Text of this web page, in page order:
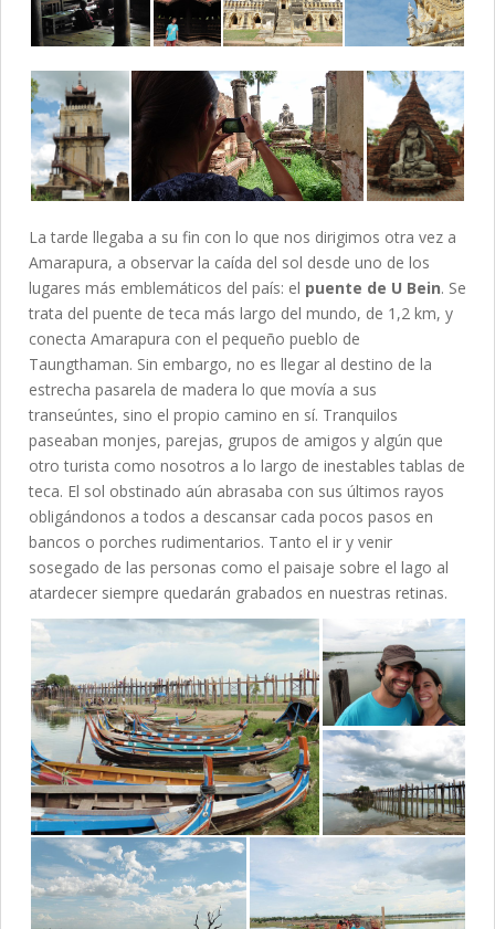
La tarde llegaba a su fin con lo que nos dirigimos otra vez a
Amarapura, a observar la caída del sol desde uno de los
lugares más emblemáticos del país: el puente de U Bein. Se
trata del puente de teca más largo del mundo, de 1,2 km, y
conecta Amarapura con el pequeño pueblo de
Taungthaman. Sin embargo, no es llegar al destino de la
estrecha pasarela de madera lo que movía a sus
transeúntes, sino el propio camino en sí. Tranquilos
paseaban monjes, parejas, grupos de amigos y algún que
otro turista como nosotros a lo largo de inestables tablas de
teca. El sol obstinado aún abrasaba con sus últimos rayos
obligándonos a todos a descansar cada pocos pasos en
bancos o porches rudimentarios. Tanto el ir y venir
sosegado de las personas como el paisaje sobre el lago al
atardecer siempre quedarán grabados en nuestras retinas.